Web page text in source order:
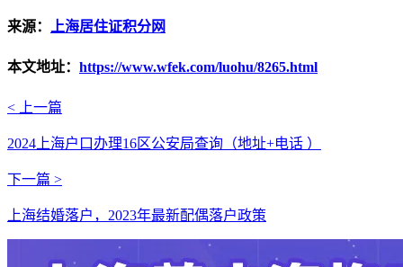
来源： 上海居住证积分网
本文地址： https://www.wfek.com/luohu/8265.html
< 上一篇
2024上海户口办理16区公安局查询（地址+电话 ）
下一篇 >
上海结婚落户，2023年最新配偶落户政策